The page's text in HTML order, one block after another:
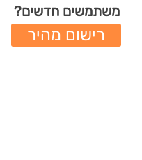
משתמשים חדשים?
רישום מהיר